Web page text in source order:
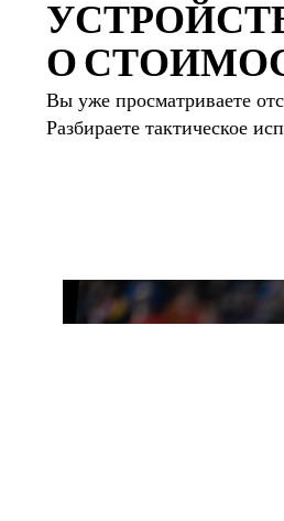
О
Вы уже просматриваете
Разбираете тактическое